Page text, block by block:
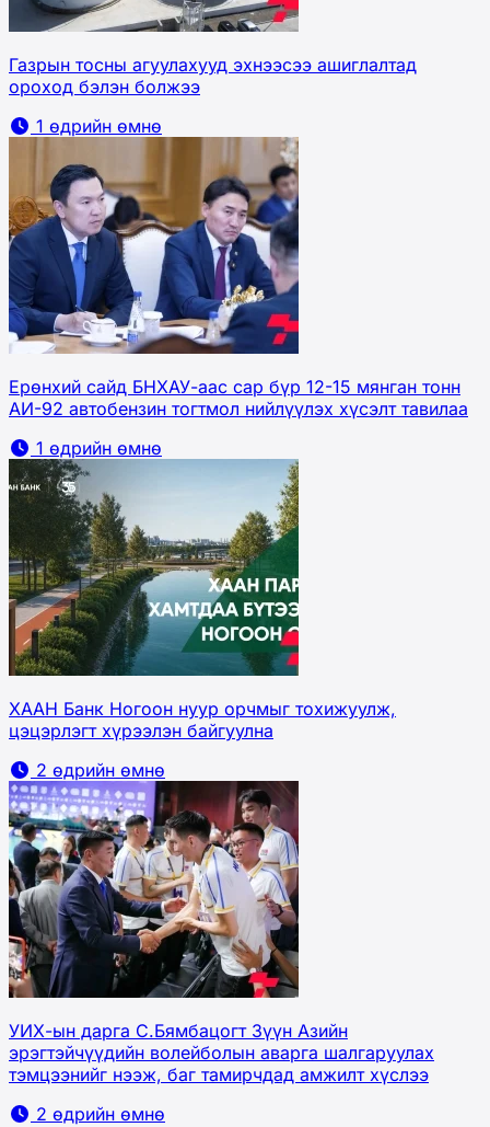
Газрын тосны агуулахууд эхнээсээ ашиглалтад
ороход бэлэн болжээ
1 өдрийн өмнө
Ерөнхий сайд БНХАУ-аас сар бүр 12-15 мянган тонн
АИ-92 автобензин тогтмол нийлүүлэх хүсэлт тавилаа
1 өдрийн өмнө
ХААН Банк Ногоон нуур орчмыг тохижуулж,
цэцэрлэгт хүрээлэн байгуулна
2 өдрийн өмнө
УИХ-ын дарга С.Бямбацогт Зүүн Азийн
эрэгтэйчүүдийн волейболын аварга шалгаруулах
тэмцээнийг нээж, баг тамирчдад амжилт хүслээ
2 өдрийн өмнө